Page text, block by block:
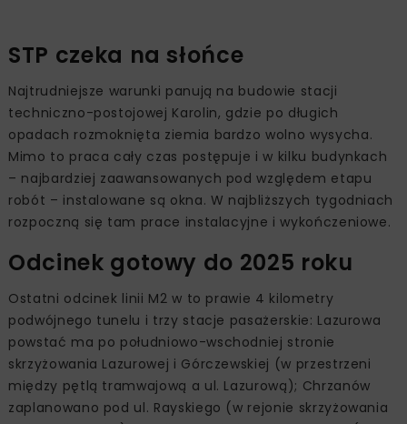
STP czeka na słońce
Najtrudniejsze warunki panują na budowie stacji
techniczno-postojowej Karolin, gdzie po długich
opadach rozmoknięta ziemia bardzo wolno wysycha.
Mimo to praca cały czas postępuje i w kilku budynkach
– najbardziej zaawansowanych pod względem etapu
robót – instalowane są okna. W najbliższych tygodniach
rozpoczną się tam prace instalacyjne i wykończeniowe.
Odcinek gotowy do 2025 roku
Ostatni odcinek linii M2 w to prawie 4 kilometry
podwójnego tunelu i trzy stacje pasażerskie: Lazurowa
powstać ma po południowo-wschodniej stronie
skrzyżowania Lazurowej i Górczewskiej (w przestrzeni
między pętlą tramwajową a ul. Lazurową); Chrzanów
zaplanowano pod ul. Rayskiego (w rejonie skrzyżowania